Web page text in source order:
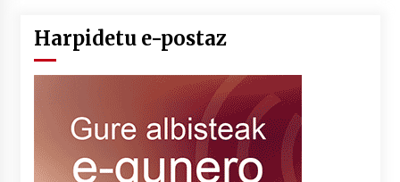
Harpidetu e-postaz